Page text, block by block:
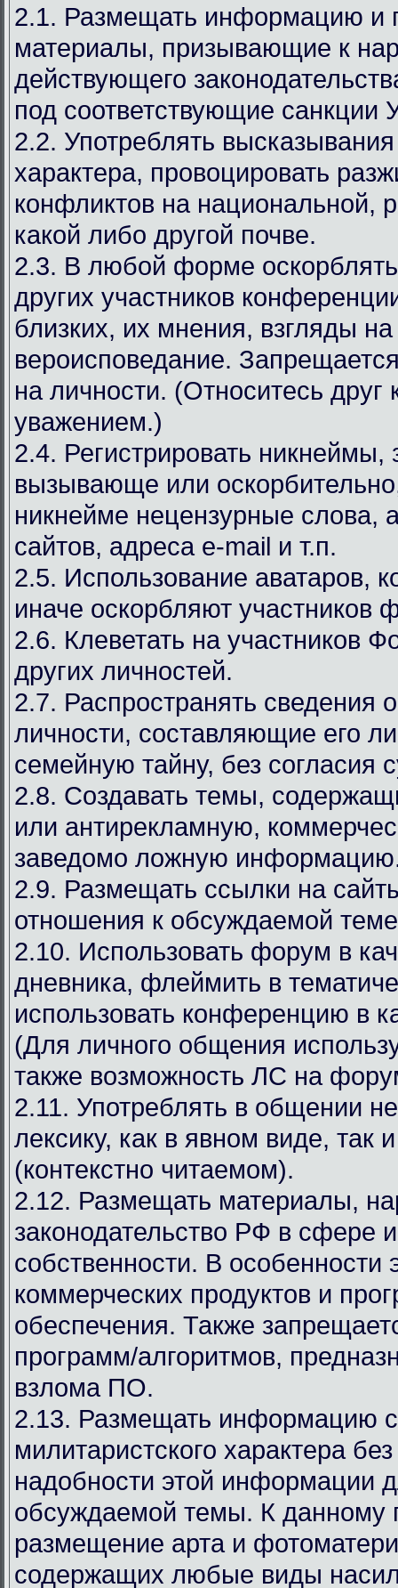
2.1. Размещать информацию и
материалы, призывающие к
действующего
под соответствующие санкции
2.2. Употреблять высказывания
характера, провоцировать
конфликтов на национальной,
какой либо другой почве.
2.3. В любой форме
других участников
близких, их мнения, взгляды
вероисповедание.
на личности. (Относитесь друг
уважением.)
2.4. Регистрировать никнеймы,
вызывающе или
никнейме нецензурные слова,
сайтов, адреса e-mail и т.п.
2.5. Использование аватаров,
иначе оскорбляют участников
2.6. Клеветать на участников
других личностей.
2.7. Распространять сведения
личности, составляющие его
семейную тайну, без согласия
2.8. Создавать темы,
или антирекламную,
заведомо ложную
2.9. Размещать ссылки на
отношения к обсуждаемой
2.10. Использовать форум в
дневника, флеймить в
использовать конференцию в
(Для личного общения
также возможность ЛС на
2.11. Употреблять в общении
лексику, как в явном виде, так
(контекстно читаемом).
2.12. Размещать материалы,
законодательство РФ в сфере
собственности. В особенности
коммерческих продуктов и
обеспечения. Также
программ/алгоритмов,
взлома ПО.
2.13. Размещать информацию
милитаристского характера
надобности этой информации
обсуждаемой темы. К данному
размещение арта и
содержащих любые виды